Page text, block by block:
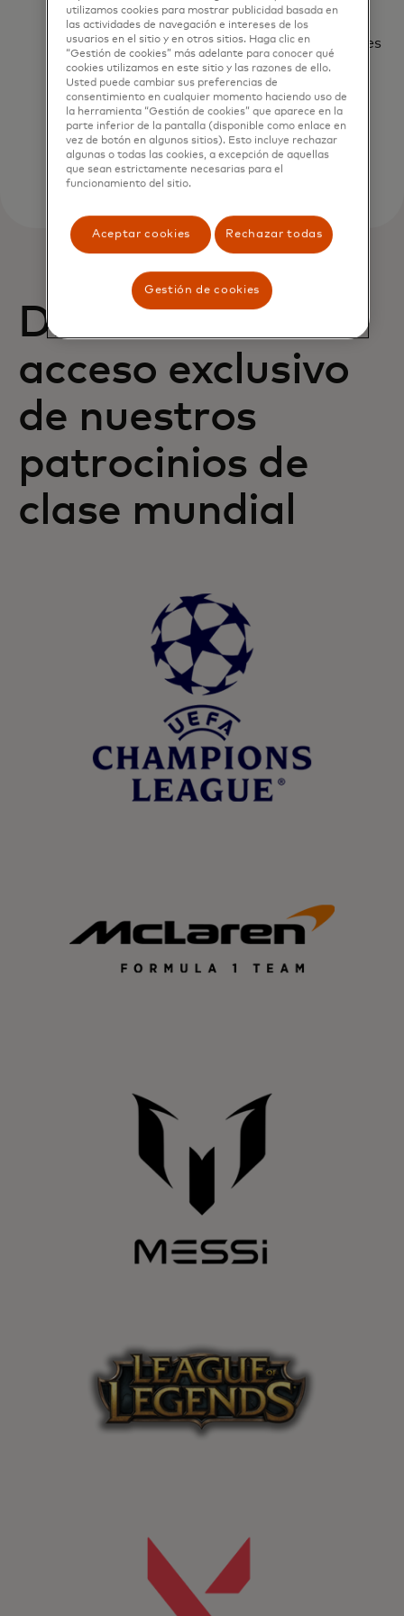
por la
Royal
Opera
House.
Potter™
con una
visita
guiada
entre
bastidores.
nivel con
productores
de
Disfruta de
acceso exclusivo
de nuestros
patrocinios de
clase mundial
utilizamos cookies para mostrar publicidad basada en
las actividades de navegación e intereses de los
usuarios en el sitio y en otros sitios. Haga clic en
“Gestión de cookies” más adelante para conocer qué
cookies utilizamos en este sitio y las razones de ello.
Usted puede cambiar sus preferencias de
consentimiento en cualquier momento haciendo uso de
la herramienta “Gestión de cookies” que aparece en la
parte inferior de la pantalla (disponible como enlace en
vez de botón en algunos sitios). Esto incluye rechazar
algunas o todas las cookies, a excepción de aquellas
que sean estrictamente necesarias para el
funcionamiento del sitio.
Aceptar cookies Rechazar todas
Gestión de cookies